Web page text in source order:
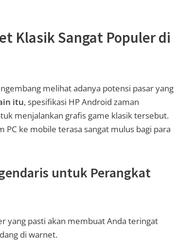
Klasik Sangat Populer di
melihat adanya potensi pasar yang
itu, spesifikasi HP Android zaman
menjalankan grafis game klasik tersebut.
PC ke mobile terasa sangat mulus bagi para
untuk Perangkat
yang pasti akan membuat Anda teringat
di warnet.